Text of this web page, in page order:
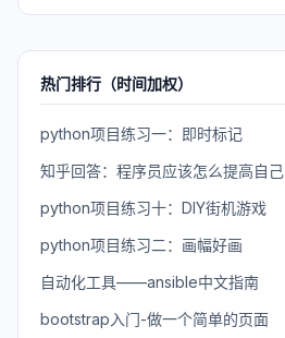
热门排行（时间加权）
python项目练习一：即时标记
知乎回答：程序员应该怎么提高自己
python项目练习十：DIY街机游戏
python项目练习二：画幅好画
自动化工具——ansible中文指南
bootstrap入门-做一个简单的页面